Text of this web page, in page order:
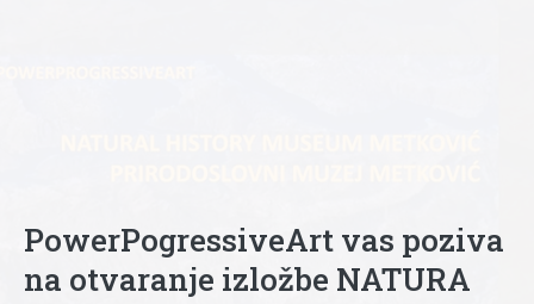
PowerPogressiveArt vas poziva
na otvaranje izložbe NATURA